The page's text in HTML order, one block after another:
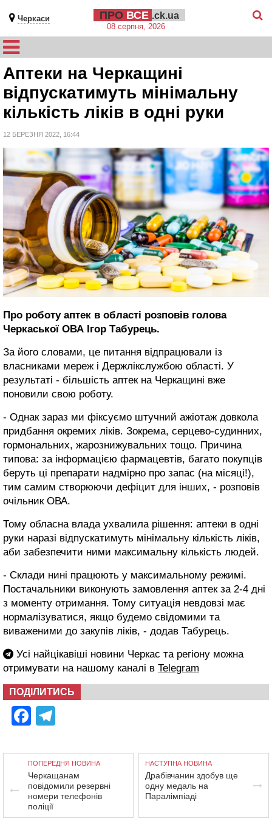
Черкаси ПРО ВСЕ .ck.ua
08 серпня, 2026
Аптеки на Черкащині
відпускатимуть мінімальну
кількість ліків в одні руки
12 БЕРЕЗНЯ 2022, 16:44
Про роботу аптек в області розповів голова
Черкаської ОВА Ігор Табурець.
За його словами, це питання відпрацювали із
власниками мереж і Держлікслужбою області. У
результаті - більшість аптек на Черкащині вже
поновили свою роботу.
- Однак зараз ми фіксуємо штучний ажіотаж довкола
придбання окремих ліків. Зокрема, серцево-судинних,
гормональних, жарознижувальних тощо. Причина
типова: за інформацією фармацевтів, багато покупців
беруть ці препарати надмірно про запас (на місяці!),
тим самим створюючи дефіцит для інших, - розповів
очільник ОВА.
Тому обласна влада ухвалила рішення: аптеки в одні
руки наразі відпускатимуть мінімальну кількість ліків,
аби забезпечити ними максимальну кількість людей.
- Склади нині працюють у максимальному режимі.
Постачальники виконують замовлення аптек за 2-4 дні
з моменту отримання. Тому ситуація невдовзі має
нормалізуватися, якщо будемо свідомими та
виваженими до закупів ліків, - додав Табурець.
Усі найцікавіші новини Черкас та регіону можна
отримувати на нашому каналі в Telegram
ПОДІЛИТИСЬ
Facebook
ПОПЕРЕДНЯ НОВИНА
Черкащанам
повідомили резервні
номери телефонів
поліції
НАСТУПНА НОВИНА
Драбівчанин здобув ще
одну медаль на
Паралімпіаді